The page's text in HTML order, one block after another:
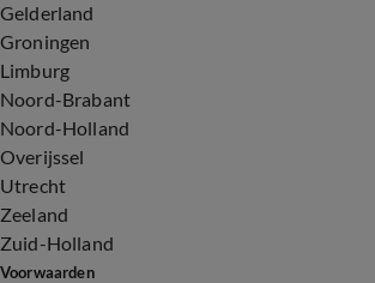
Gelderland
Groningen
Limburg
Noord-Brabant
Noord-Holland
Overijssel
Utrecht
Zeeland
Zuid-Holland
Voorwaarden